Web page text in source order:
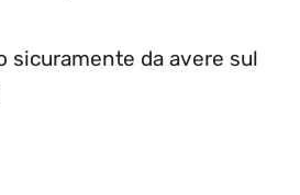
sicuramente da avere sul